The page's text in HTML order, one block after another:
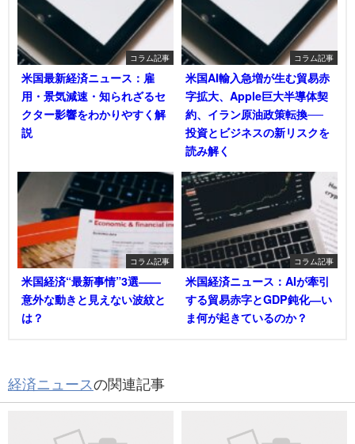
コラム記事
米国最新経済ニュース：雇
用・景気減速・知られざるセ
クター影響をわかりやすく解
説
コラム記事
米国AI輸入急増が生む貿易赤
字拡大、Apple巨大半導体契
約、イラン原油政策転換──
投資とビジネスの新リスクを
読み解く
コラム記事
米国経済“最新事情”3選――
意外な動きと見えない波紋と
は？
コラム記事
米国経済ニュース：AIが牽引
する貿易赤字とGDP鈍化―い
ま何が起きているのか？
経済ニュースの関連記事